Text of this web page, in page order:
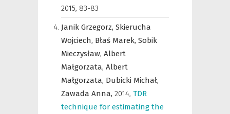
2015, 83-83
Janik Grzegorz, Skierucha
Wojciech, Błaś Marek, Sobik
Mieczysław, Albert
Małgorzata, Albert
Małgorzata, Dubicki Michał,
Zawada Anna, 2014, TDR
technique for estimating the